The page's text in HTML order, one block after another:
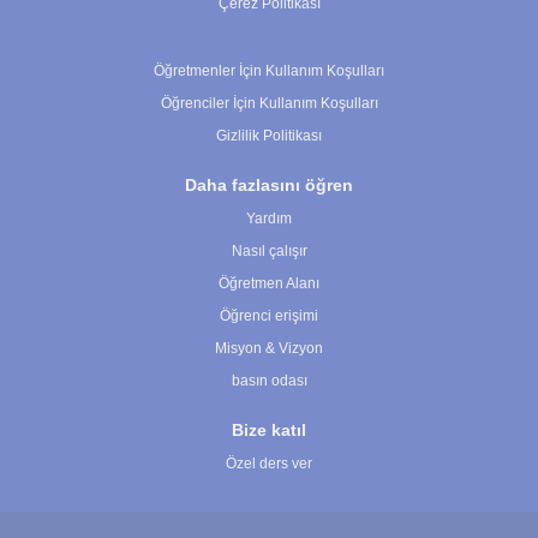
Çerez Politikası
Öğretmenler İçin Kullanım Koşulları
Öğrenciler İçin Kullanım Koşulları
Gizlilik Politikası
Daha fazlasını öğren
Yardım
Nasıl çalışır
Öğretmen Alanı
Öğrenci erişimi
Misyon & Vizyon
basın odası
Bize katıl
Özel ders ver